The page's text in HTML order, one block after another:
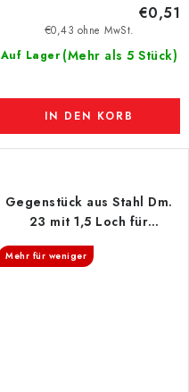
Auf Lager (Mehr als 5 Stück)
€0,43 ohne MwSt.
€0,51
IN DEN KORB
Gegenstück aus Stahl Dm.
23 mit 1,5 Loch für
Schraube
Mehr für weniger